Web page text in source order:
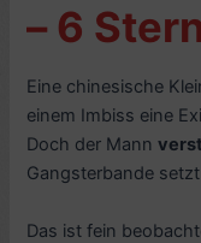
– 6
Eine chinesische
einem Imbiss eine
Doch der Mann
Gangsterbande
Das ist fein